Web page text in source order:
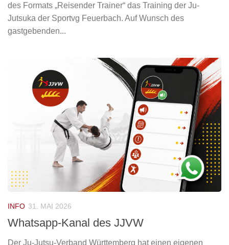
des Formats „Reisender Trainer“ das Training der Ju-
Jutsuka der Sportvg Feuerbach. Auf Wunsch des
gastgebenden...
INFO 31. MAI 2026
Whatsapp-Kanal des JJVW
Der Ju-Jutsu-Verband Württemberg hat einen eigenen